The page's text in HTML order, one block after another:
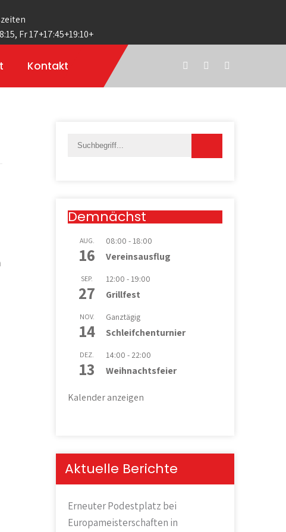
Fr 17+17:45+19:10+
Kontakt
Demnächst
AUG.
16
08:00 - 18:00
Vereinsausflug
SEP.
27
12:00 - 19:00
Grillfest
NOV.
14
Ganztägig
Schleifchenturnier
DEZ.
13
14:00 - 22:00
Weihnachtsfeier
Kalender anzeigen
Aktuelle Berichte
Erneuter Podestplatz bei
Europameisterschaften in